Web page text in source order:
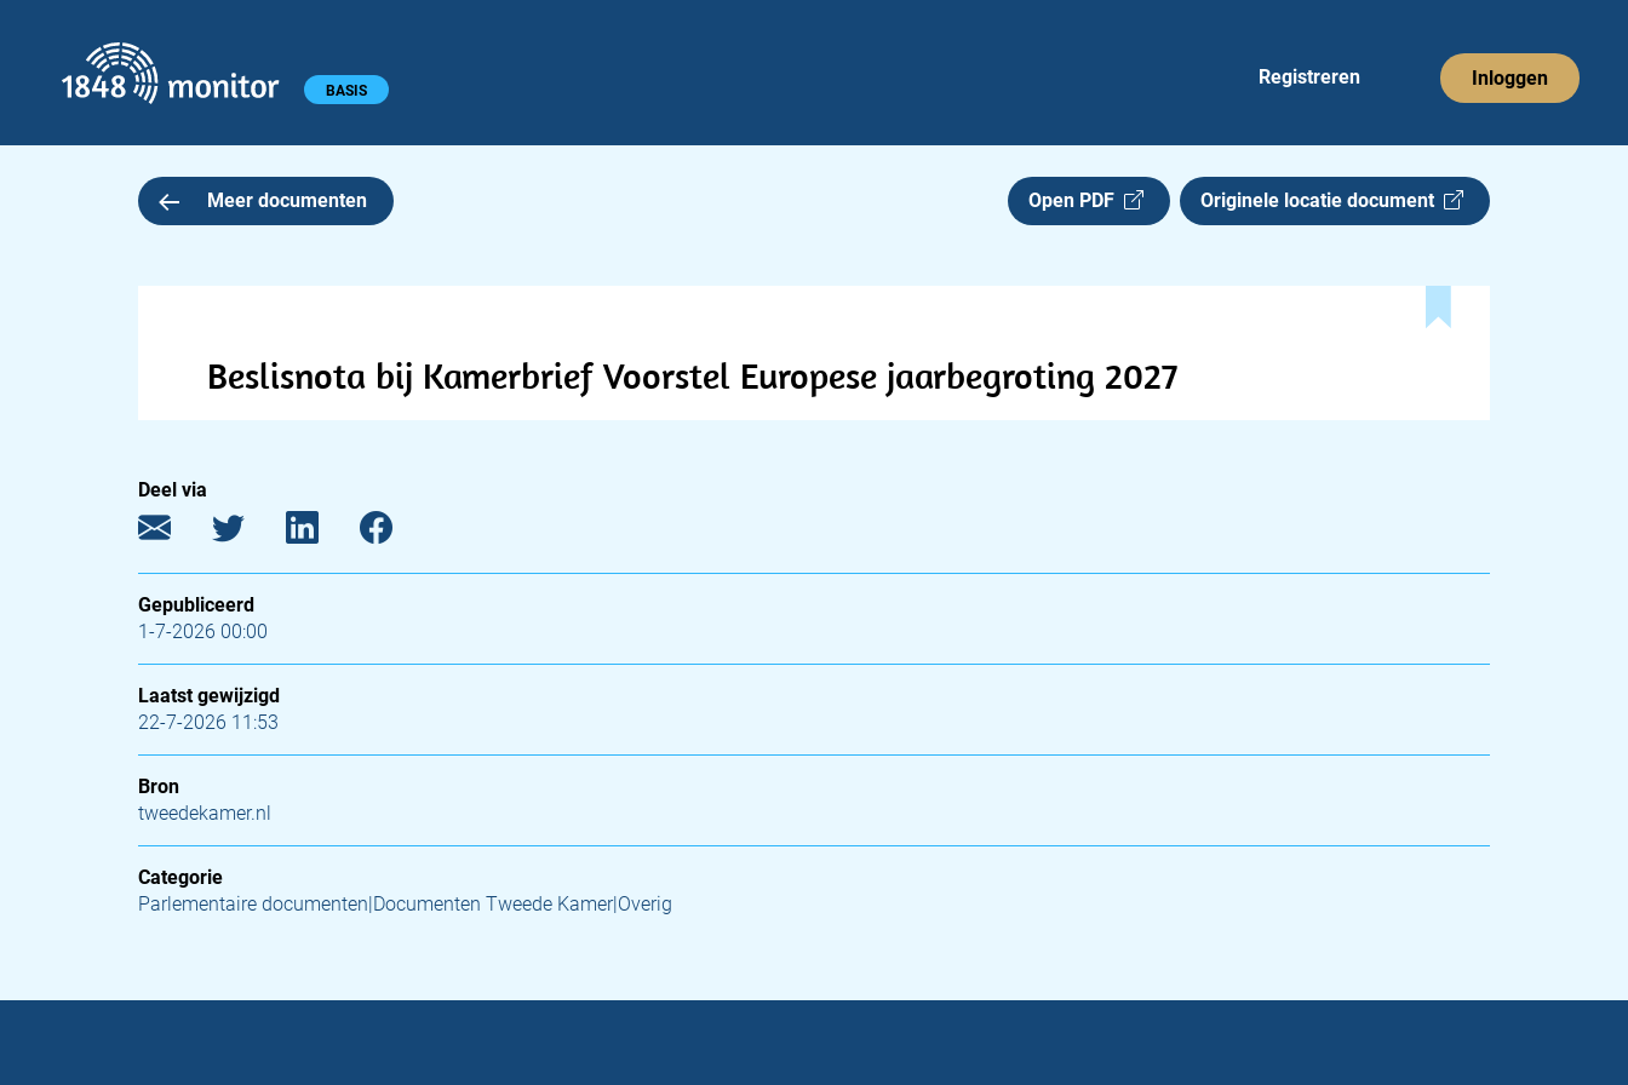
Hoofdmenu BASIS
Registreren Inloggen
Meer documenten Open PDF Originele locatie document
Beslisnota bij Kamerbrief Voorstel Europese jaarbegroting 2027
Deel via
Gepubliceerd
1-7-2026 00:00
Laatst gewijzigd
22-7-2026 11:53
Bron
tweedekamer.nl
Categorie
Parlementaire documenten|Documenten Tweede Kamer|Overig